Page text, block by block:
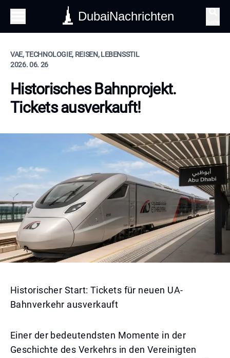
DubaiNachrichten
VAE, TECHNOLOGIE, REISEN, LEBENSSTIL
2026. 06. 26
Historisches Bahnprojekt.
Tickets ausverkauft!
Historischer Start: Tickets für neuen UA-
Bahnverkehr ausverkauft
Einer der bedeutendsten Momente in der
Geschichte des Verkehrs in den Vereinigten